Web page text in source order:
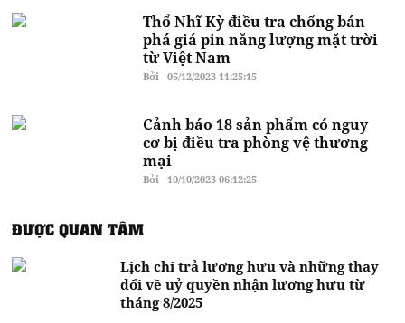
Thổ Nhĩ Kỳ điều tra chống bán
phá giá pin năng lượng mặt trời
từ Việt Nam
Bởi 05/12/2023 11:25:15
Cảnh báo 18 sản phẩm có nguy
cơ bị điều tra phòng vệ thương
mại
Bởi 10/10/2023 06:12:25
ĐƯỢC QUAN TÂM
Lịch chi trả lương hưu và những thay
đổi về uỷ quyền nhận lương hưu từ
tháng 8/2025